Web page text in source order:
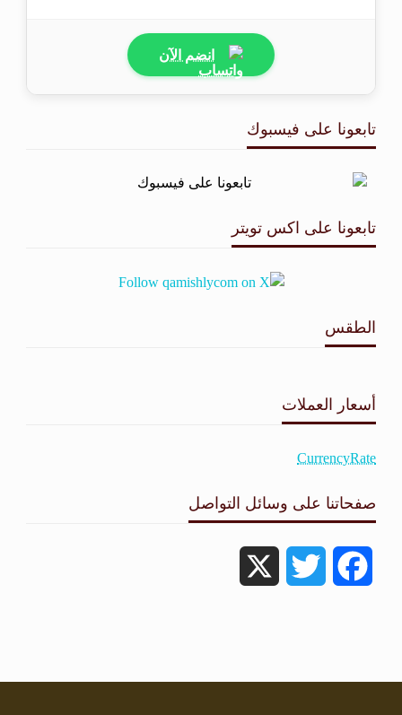
انضم الآن
تابعونا على فيسبوك
تابعونا على اكس تويتر
الطقس
أسعار العملات
CurrencyRate
صفحاتنا على وسائل التواصل
Facebook
Twitter